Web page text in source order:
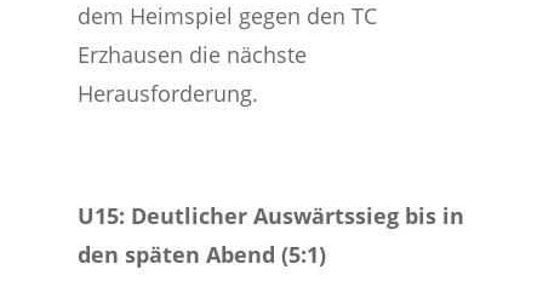
dem Heimspiel gegen den TC
Erzhausen die nächste
Herausforderung.
U15: Deutlicher Auswärtssieg bis in
den späten Abend (5:1)